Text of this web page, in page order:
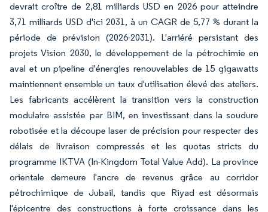
devrait croître de 2,81 milliards USD en 2026 pour atteindre
3,71 milliards USD d'ici 2031, à un CAGR de 5,77 % durant la
période de prévision (2026-2031). L'arriéré persistant des
projets Vision 2030, le développement de la pétrochimie en
aval et un pipeline d'énergies renouvelables de 15 gigawatts
maintiennent ensemble un taux d'utilisation élevé des ateliers.
Les fabricants accélèrent la transition vers la construction
modulaire assistée par BIM, en investissant dans la soudure
robotisée et la découpe laser de précision pour respecter des
délais de livraison compressés et les quotas stricts du
programme IKTVA (In-Kingdom Total Value Add). La province
orientale demeure l'ancre de revenus grâce au corridor
pétrochimique de Jubail, tandis que Riyad est désormais
l'épicentre des constructions à forte croissance dans les